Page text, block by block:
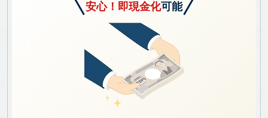
安心！即現金化可能